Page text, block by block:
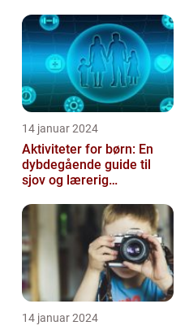
14 januar 2024
Aktiviteter for børn: En
dybdegående guide til
sjov og lærerig
14 januar 2024